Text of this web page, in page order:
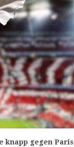
knapp gegen Paris